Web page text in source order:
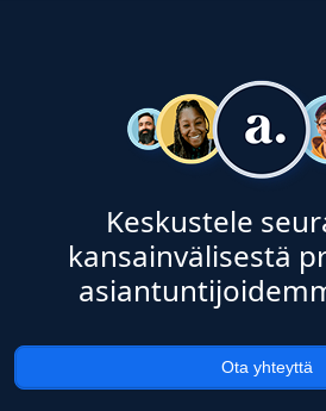
Keskustele
kansainvälisestä
Ota yhteyttä